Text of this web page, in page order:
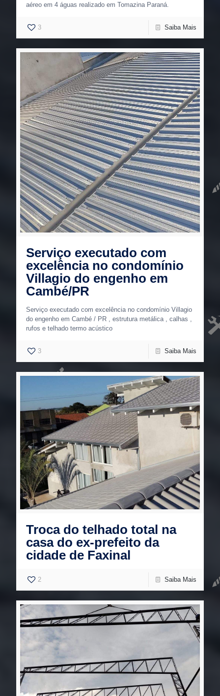
aéreo em 4 águas realizado em Tomazina Paraná.
3 Saiba Mais
Serviço executado com
excelência no condomínio
Villagio do engenho em
Cambé/PR
Serviço executado com excelência no condomínio Villagio
do engenho em Cambé / PR , estrutura metálica , calhas ,
rufos e telhado termo acústico
3 Saiba Mais
Troca do telhado total na
casa do ex-prefeito da
cidade de Faxinal
2 Saiba Mais